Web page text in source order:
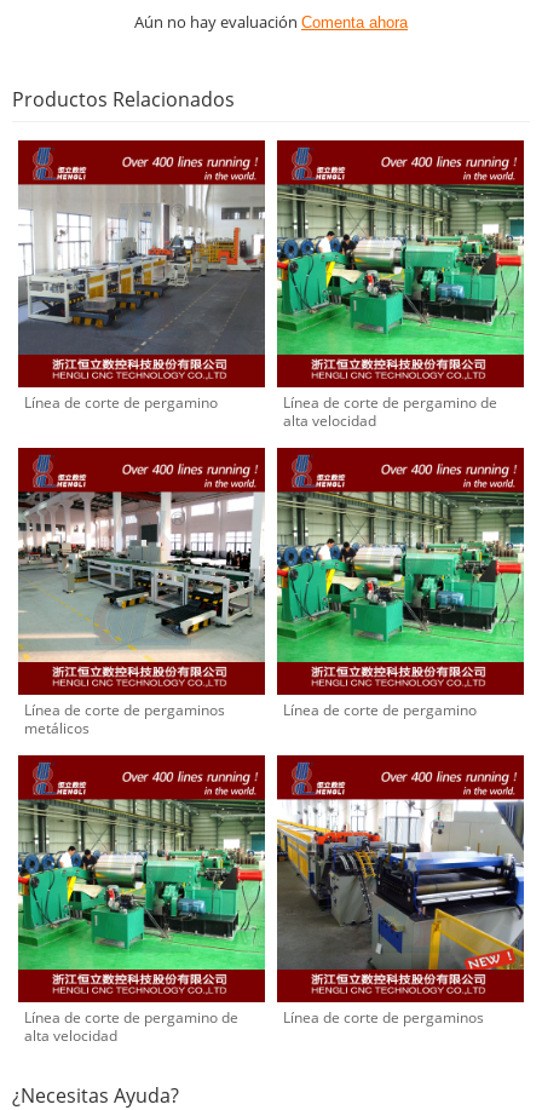
Aún no hay evaluación Comenta ahora
Productos Relacionados
Línea de corte de pergamino
Línea de corte de pergamino de
alta velocidad
Línea de corte de pergaminos
metálicos
Línea de corte de pergamino
Línea de corte de pergamino de
alta velocidad
Línea de corte de pergaminos
¿Necesitas Ayuda?